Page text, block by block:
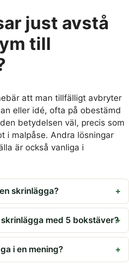
just avstå
till
att man tillfälligt avbryter
eller idé, ofta på obestämd
betydelsen väl, precis som
i malpåse. Andra lösningar
är också vanliga i
skrinlägga?
med 5 bokstäver?
i en mening?